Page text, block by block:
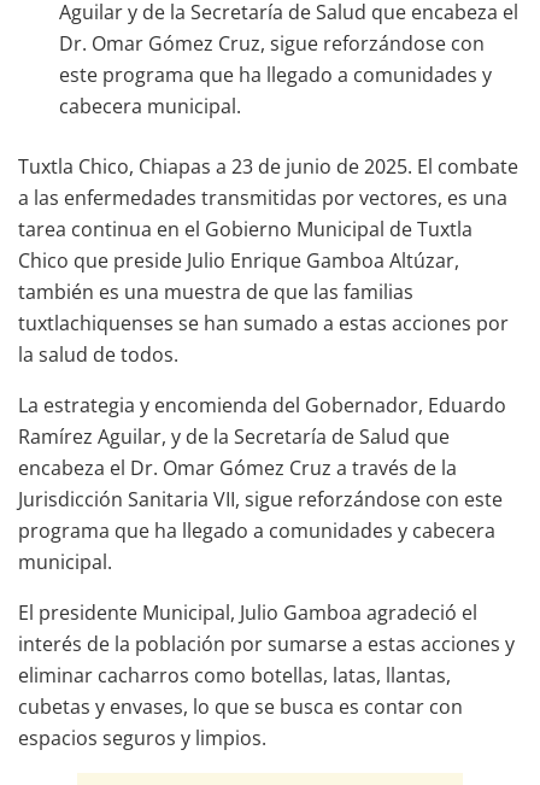
Aguilar y de la Secretaría de Salud que encabeza el
Dr. Omar Gómez Cruz, sigue reforzándose con
este programa que ha llegado a comunidades y
cabecera municipal.
Tuxtla Chico, Chiapas a 23 de junio de 2025. El combate
a las enfermedades transmitidas por vectores, es una
tarea continua en el Gobierno Municipal de Tuxtla
Chico que preside Julio Enrique Gamboa Altúzar,
también es una muestra de que las familias
tuxtlachiquenses se han sumado a estas acciones por
la salud de todos.
La estrategia y encomienda del Gobernador, Eduardo
Ramírez Aguilar, y de la Secretaría de Salud que
encabeza el Dr. Omar Gómez Cruz a través de la
Jurisdicción Sanitaria VII, sigue reforzándose con este
programa que ha llegado a comunidades y cabecera
municipal.
El presidente Municipal, Julio Gamboa agradeció el
interés de la población por sumarse a estas acciones y
eliminar cacharros como botellas, latas, llantas,
cubetas y envases, lo que se busca es contar con
espacios seguros y limpios.